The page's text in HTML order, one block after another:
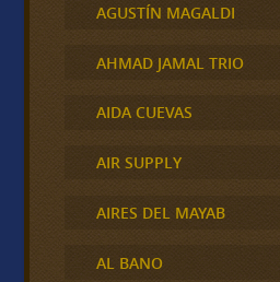
AGUSTÍN MAGALDI
AHMAD JAMAL TRIO
AIDA CUEVAS
AIR SUPPLY
AIRES DEL MAYAB
AL BANO